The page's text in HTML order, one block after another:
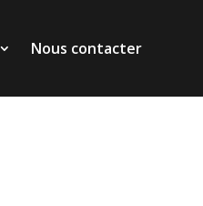
Nous contacter
Nous contacter